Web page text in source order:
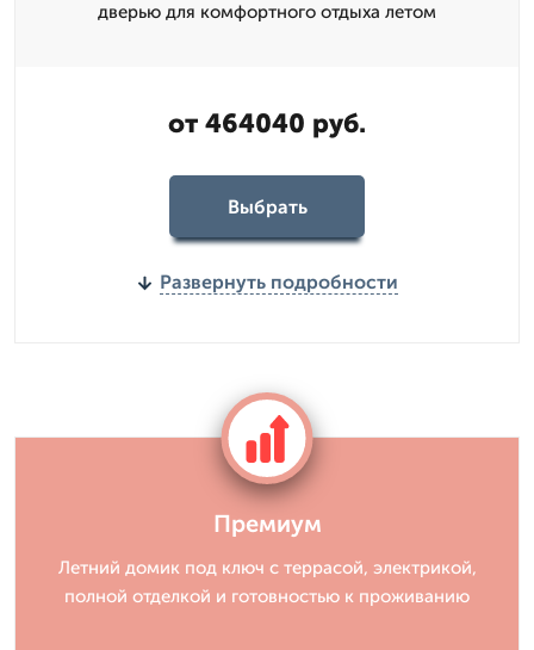
дверью для комфортного отдыха летом
от 464040 руб.
Выбрать
Развернуть подробности
Премиум
Летний домик под ключ с террасой, электрикой,
полной отделкой и готовностью к проживанию